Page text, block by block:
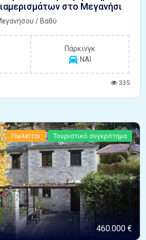
στο Μεγανήσι
/ Βαθύ
Πάρκινγκ
ΝΑΙ
335
Πωλείται Τουριστικό συγκρότημα
460.000 €